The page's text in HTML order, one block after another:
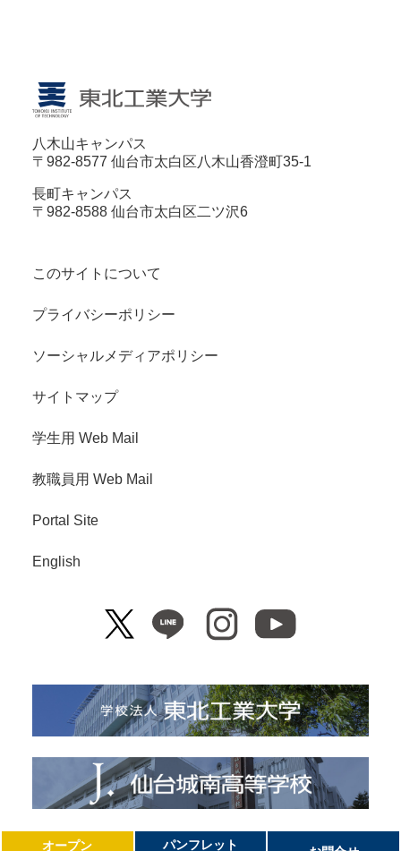
八木山キャンパス
〒982-8577 仙台市太白区八木山香澄町35-1
長町キャンパス
〒982-8588 仙台市太白区二ツ沢6
このサイトについて
プライバシーポリシー
ソーシャルメディアポリシー
サイトマップ
学生用 Web Mail
教職員用 Web Mail
Portal Site
English
Copyright© Tohoku Institute of Technology. All Right Reserved.
オープン パンフレット